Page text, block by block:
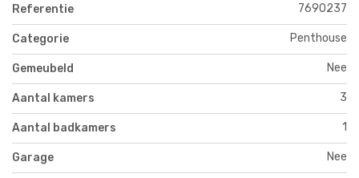
Referentie 7690237
Categorie Penthouse
Gemeubeld Nee
Aantal kamers 3
Aantal badkamers 1
Garage Nee